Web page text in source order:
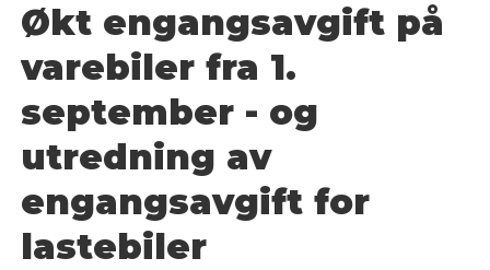
Økt engangsavgift på
varebiler fra 1.
september - og
utredning av
engangsavgift for
lastebiler